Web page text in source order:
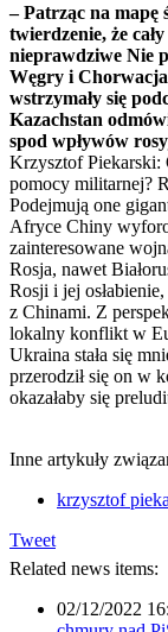
– Patrząc na
twierdzenie, że
nieprawdziwe Nie
Węgry i
wstrzymały się
Kazachstan
spod wpływów
Krzysztof Piekarski:
pomocy militarnej?
Podejmują one
Afryce Chiny
zainteresowane
Rosja, nawet
Rosji i jej
z Chinami. Z
lokalny konflikt w
Ukraina stała się
przerodził się on w
okazałaby się
Inne artykuły
krzysztof
Tweet
Related news items:
02/12/2022